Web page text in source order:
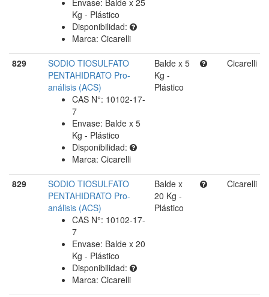
Kg - Plástico
Disponibilidad:
Marca: Cicarelli
829
SODIO TIOSULFATO
PENTAHIDRATO Pro-
análisis (ACS)
CAS N°: 10102-17-
7
Envase: Balde x 5
Kg - Plástico
Disponibilidad:
Marca: Cicarelli
Balde x 5
Kg -
Plástico
Cicarelli
829
SODIO TIOSULFATO
PENTAHIDRATO Pro-
análisis (ACS)
CAS N°: 10102-17-
7
Envase: Balde x 20
Kg - Plástico
Disponibilidad:
Marca: Cicarelli
Balde x
20 Kg -
Plástico
Cicarelli